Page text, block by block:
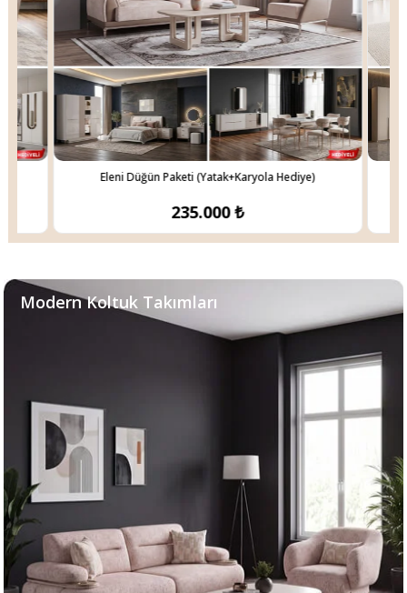
Eleni Yemek Odası Takımı
77.300 ₺
Trevi Yemek Odası Takımı
42.480 ₺
Eleni Düğün Paketi (Yatak+Karyola Hediye)
235.000 ₺
Modern Koltuk Takımları